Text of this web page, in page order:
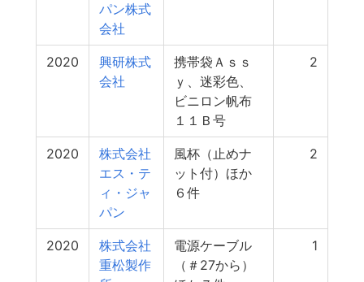
パン株式
会社
2020
興研株式
会社
携帯袋Ａｓｓ
ｙ、迷彩色、
ビニロン帆布
１１Ｂ号
2
2020
株式会社
エス・テ
ィ・ジャ
パン
風杯（止めナ
ット付）ほか
６件
2
2020
株式会社
重松製作
電源ケーブル
（＃27から）
1